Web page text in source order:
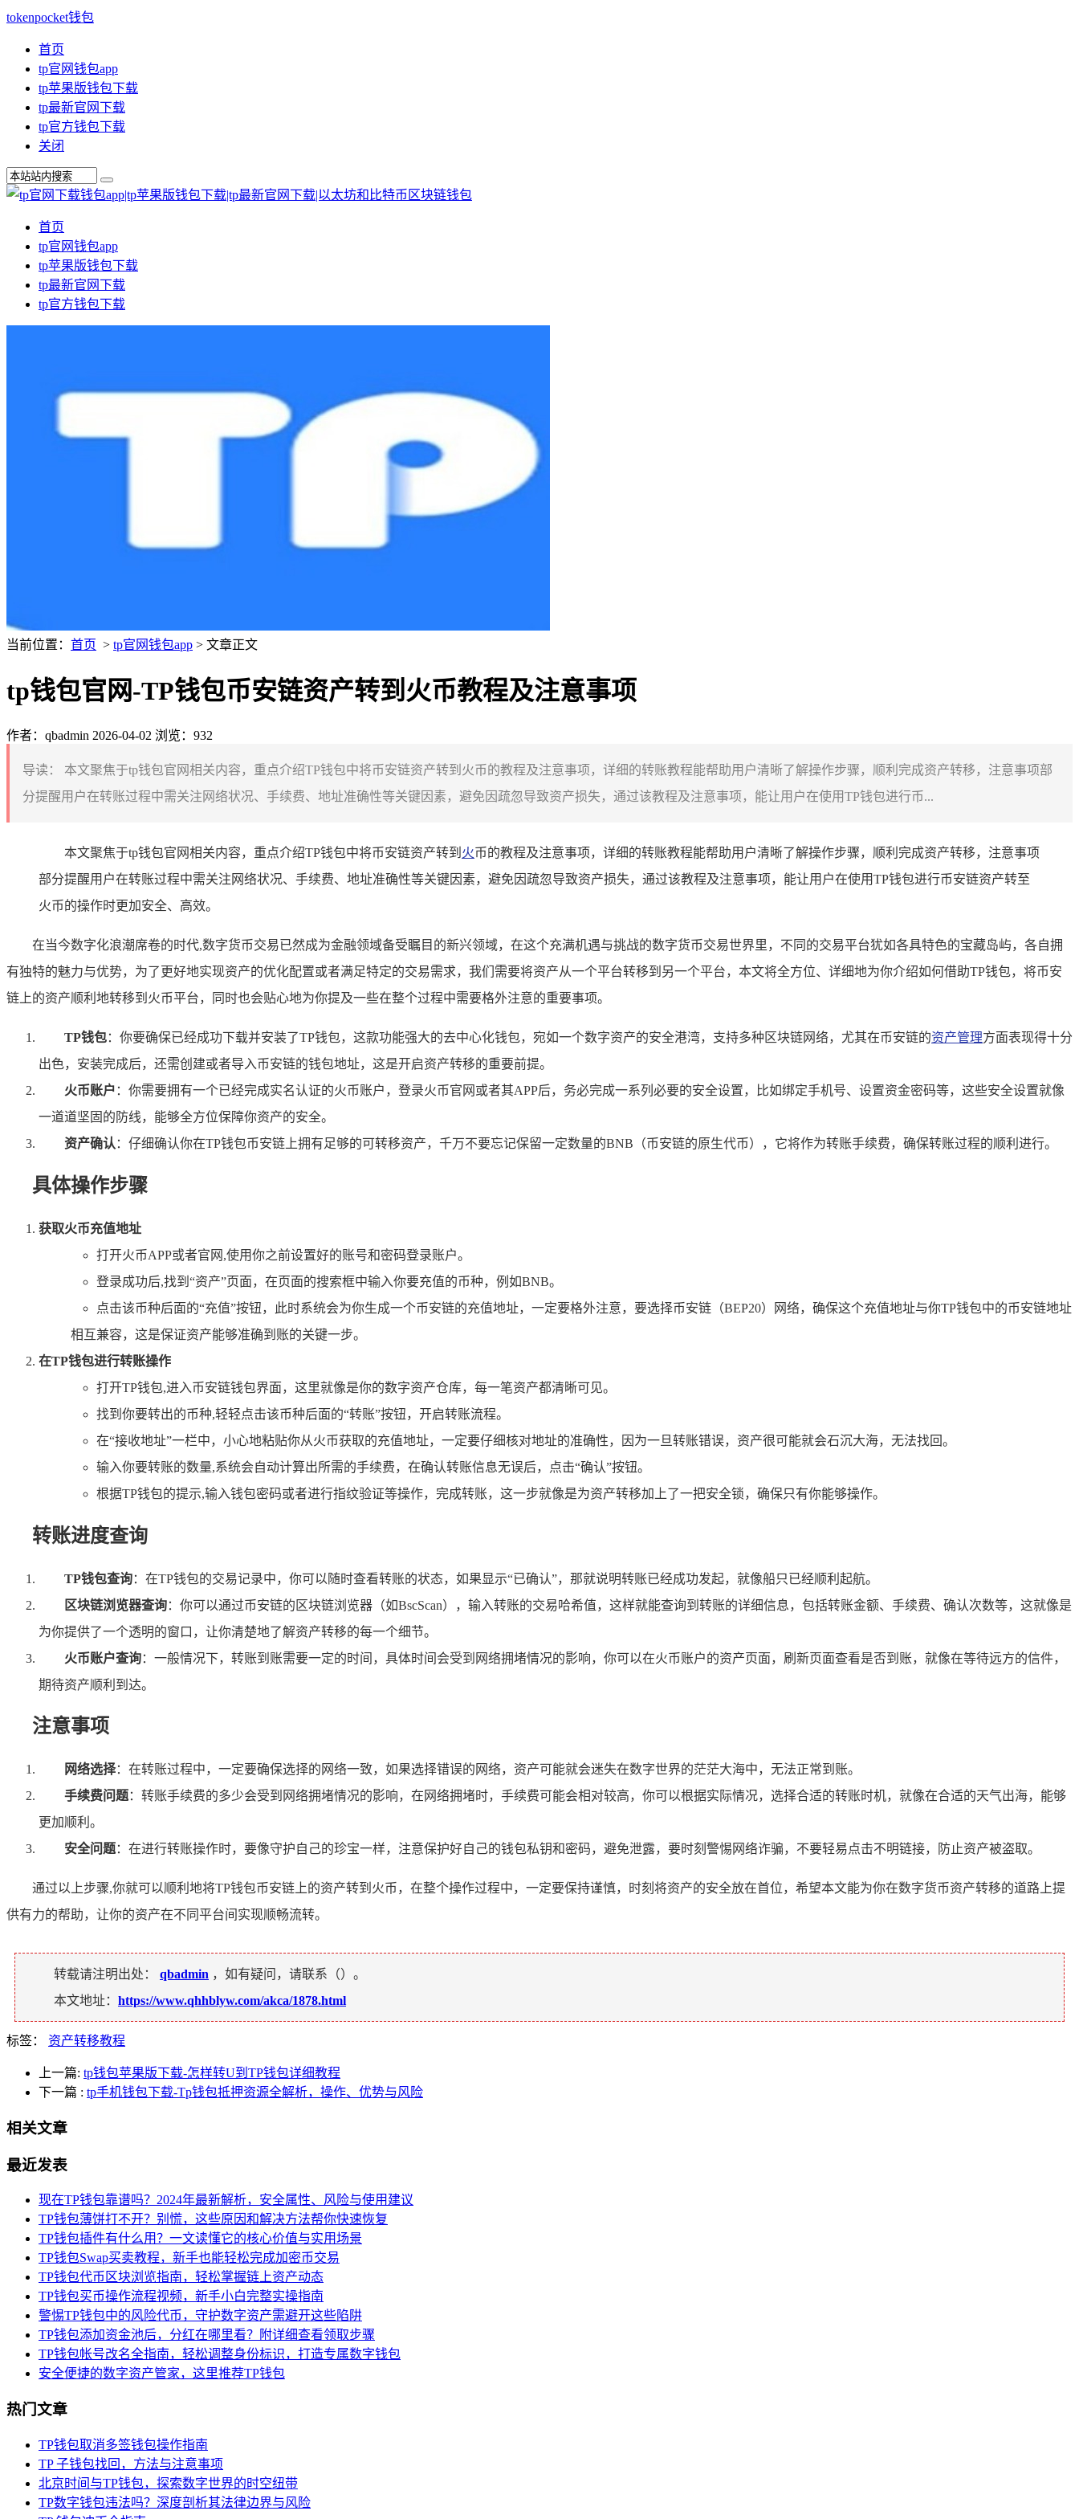
tokenpocket钱包
首页
tp官网钱包app
tp苹果版钱包下载
tp最新官网下载
tp官方钱包下载
关闭
首页
tp官网钱包app
tp苹果版钱包下载
tp最新官网下载
tp官方钱包下载
当前位置： 首页 > tp官网钱包app > 文章正文
tp钱包官网-TP钱包币安链资产转到火币教程及注意事项
作者：qbadmin 2026-04-02 浏览：932
导读：
本文聚焦于tp钱包官网相关内容，重点介绍TP钱包中将币安链资产转到火币的教程及注意事项，详细的转账教程能帮助用户清晰了解操作步骤，顺利完成资产转移，注意事项部
分提醒用户在转账过程中需关注网络状况、手续费、地址准确性等关键因素，避免因疏忽导致资产损失，通过该教程及注意事项，能让用户在使用TP钱包进行币...
本文聚焦于tp钱包官网相关内容，重点介绍TP钱包中将币安链资产转到 火币的教程及注意事项，详细的转账教程能帮助用户清晰了解操作步骤，顺利完成资产转移，注意事项
部分提醒用户在转账过程中需关注网络状况、手续费、地址准确性等关键因素，避免因疏忽导致资产损失，通过该教程及注意事项，能让用户在使用TP钱包进行币安链资产转至
火币的操作时更加安全、高效。
在当今数字化浪潮席卷的时代,数字货币交易已然成为金融领域备受瞩目的新兴领域，在这个充满机遇与挑战的数字货币交易世界里，不同的交易平台犹如各具特色的宝藏岛屿，各自拥
有独特的魅力与优势，为了更好地实现资产的优化配置或者满足特定的交易需求，我们需要将资产从一个平台转移到另一个平台，本文将全方位、详细地为你介绍如何借助TP钱包，将币安
链上的资产顺利地转移到火币平台，同时也会贴心地为你提及一些在整个过程中需要格外注意的重要事项。
TP钱包：你要确保已经成功下载并安装了TP钱包，这款功能强大的去中心化钱包，宛如一个数字资产的安全港湾，支持多种区块链网络，尤其在币安链的资产管理方面表现得十分
出色，安装完成后，还需创建或者导入币安链的钱包地址，这是开启资产转移的重要前提。
火币账户 ：你需要拥有一个已经完成实名认证的火币账户，登录火币官网或者其APP后，务必完成一系列必要的安全设置，比如绑定手机号、设置资金密码等，这些安全设置就像
一道道坚固的防线，能够全方位保障你资产的安全。
资产确认 ：仔细确认你在TP钱包币安链上拥有足够的可转移资产，千万不要忘记保留一定数量的BNB（币安链的原生代币），它将作为转账手续费，确保转账过程的顺利进行。
具体操作步骤
获取火币充值地址
打开火币APP或者官网,使用你之前设置好的账号和密码登录账户。
登录成功后,找到“资产”页面，在页面的搜索框中输入你要充值的币种，例如BNB。
点击该币种后面的“充值”按钮，此时系统会为你生成一个币安链的充值地址，一定要格外注意，要选择币安链（BEP20）网络，确保这个充值地址与你TP钱包中的币安链地址
相互兼容，这是保证资产能够准确到账的关键一步。
在TP钱包进行转账操作
打开TP钱包,进入币安链钱包界面，这里就像是你的数字资产仓库，每一笔资产都清晰可见。
找到你要转出的币种,轻轻点击该币种后面的“转账”按钮，开启转账流程。
在“接收地址”一栏中，小心地粘贴你从火币获取的充值地址，一定要仔细核对地址的准确性，因为一旦转账错误，资产很可能就会石沉大海，无法找回。
输入你要转账的数量,系统会自动计算出所需的手续费，在确认转账信息无误后，点击“确认”按钮。
根据TP钱包的提示,输入钱包密码或者进行指纹验证等操作，完成转账，这一步就像是为资产转移加上了一把安全锁，确保只有你能够操作。
转账进度查询
TP钱包查询：在TP钱包的交易记录中，你可以随时查看转账的状态，如果显示“已确认”，那就说明转账已经成功发起，就像船只已经顺利起航。
区块链浏览器查询：你可以通过币安链的区块链浏览器（如BscScan），输入转账的交易哈希值，这样就能查询到转账的详细信息，包括转账金额、手续费、确认次数等，这就像是
为你提供了一个透明的窗口，让你清楚地了解资产转移的每一个细节。
火币账户查询：一般情况下，转账到账需要一定的时间，具体时间会受到网络拥堵情况的影响，你可以在火币账户的资产页面，刷新页面查看是否到账，就像在等待远方的信件，
期待资产顺利到达。
注意事项
网络选择：在转账过程中，一定要确保选择的网络一致，如果选择错误的网络，资产可能就会迷失在数字世界的茫茫大海中，无法正常到账。
手续费问题：转账手续费的多少会受到网络拥堵情况的影响，在网络拥堵时，手续费可能会相对较高，你可以根据实际情况，选择合适的转账时机，就像在合适的天气出海，能够
更加顺利。
安全问题：在进行转账操作时，要像守护自己的珍宝一样，注意保护好自己的钱包私钥和密码，避免泄露，要时刻警惕网络诈骗，不要轻易点击不明链接，防止资产被盗取。
通过以上步骤,你就可以顺利地将TP钱包币安链上的资产转到火币，在整个操作过程中，一定要保持谨慎，时刻将资产的安全放在首位，希望本文能为你在数字货币资产转移的道路上提
供有力的帮助，让你的资产在不同平台间实现顺畅流转。
转载请注明出处： qbadmin ，如有疑问，请联系（）。
本文地址： https://www.qhhblyw.com/akca/1878.html
标签： 资产转移教程
上一篇: tp钱包苹果版下载-怎样转U到TP钱包详细教程
下一篇 : tp手机钱包下载-Tp钱包抵押资源全解析，操作、优势与风险
相关文章
最近发表
现在TP钱包靠谱吗？2024年最新解析，安全属性、风险与使用建议
TP钱包薄饼打不开？别慌，这些原因和解决方法帮你快速恢复
TP钱包插件有什么用？一文读懂它的核心价值与实用场景
TP钱包Swap买卖教程，新手也能轻松完成加密币交易
TP钱包代币区块浏览指南，轻松掌握链上资产动态
TP钱包买币操作流程视频，新手小白完整实操指南
警惕TP钱包中的风险代币，守护数字资产需避开这些陷阱
TP钱包添加资金池后，分红在哪里看？附详细查看领取步骤
TP钱包帐号改名全指南，轻松调整身份标识，打造专属数字钱包
安全便捷的数字资产管家，这里推荐TP钱包
热门文章
TP钱包取消多签钱包操作指南
TP 子钱包找回，方法与注意事项
北京时间与TP钱包，探索数字世界的时空纽带
TP数字钱包违法吗？深度剖析其法律边界与风险